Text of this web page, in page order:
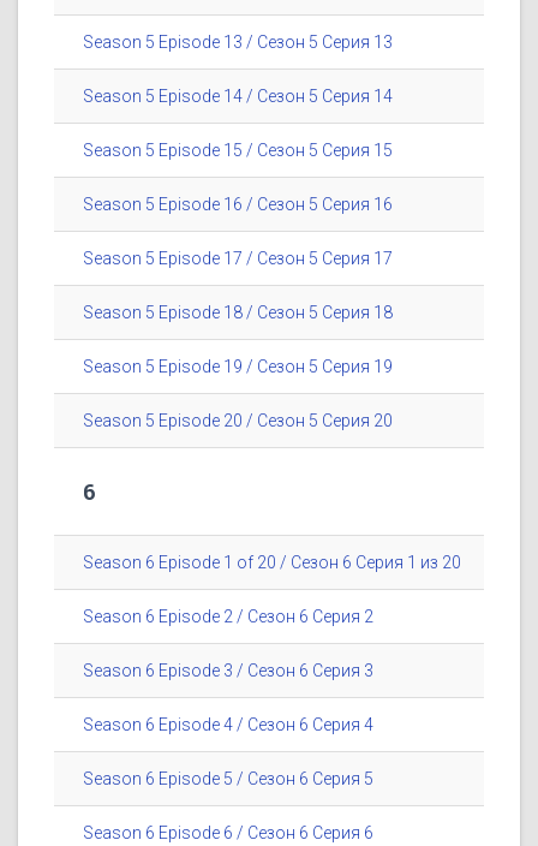
Season 5 Episode 13 / Сезон 5 Серия 13
Season 5 Episode 14 / Сезон 5 Серия 14
Season 5 Episode 15 / Сезон 5 Серия 15
Season 5 Episode 16 / Сезон 5 Серия 16
Season 5 Episode 17 / Сезон 5 Серия 17
Season 5 Episode 18 / Сезон 5 Серия 18
Season 5 Episode 19 / Сезон 5 Серия 19
Season 5 Episode 20 / Сезон 5 Серия 20
6
Season 6 Episode 1 of 20 / Сезон 6 Серия 1 из 20
Season 6 Episode 2 / Сезон 6 Серия 2
Season 6 Episode 3 / Сезон 6 Серия 3
Season 6 Episode 4 / Сезон 6 Серия 4
Season 6 Episode 5 / Сезон 6 Серия 5
Season 6 Episode 6 / Сезон 6 Серия 6